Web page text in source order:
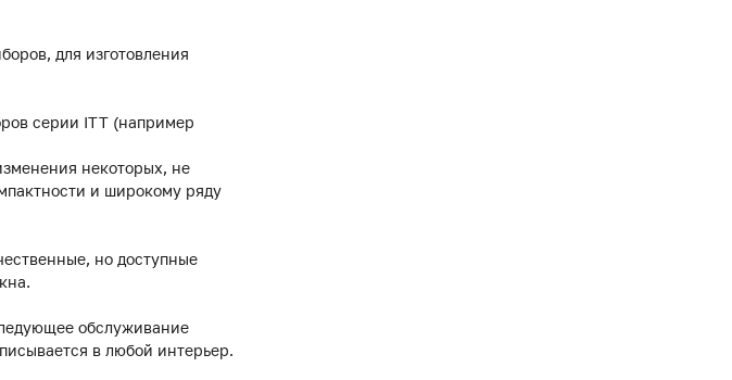
для изготовления
серии ITT (например
некоторых, не
и широкому ряду
но доступные
обслуживание
в любой интерьер.